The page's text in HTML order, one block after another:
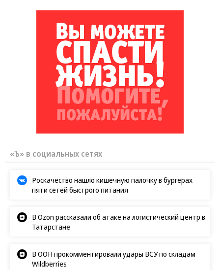
ВСУ точно получат десятки тысяч новых
солдат
Путин озвучил итоговый план СВО
Зеленский неожиданно высказался о
возвращении Крыма
Заставим раскаяться: союзник России
дал грозное обещание